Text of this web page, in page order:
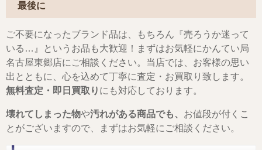
最後に
ご不要になったブランド品は、もちろん『売ろうか迷って
いる…』というお品も大歓迎！まずはお気軽にかんてい局
名古屋東郷店にご相談ください。当店では、お客様の思い
出とともに、心を込めて丁寧に査定・お買取り致します。
無料査定・即日買取り にも対応しております。
壊れてしまった物や汚れがある商品でも、 お値段が付くこ
とがございますので、まずはお気軽にご相談ください。